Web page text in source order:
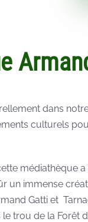
dans
culturels
médiathèque
un immense
Gatti et
trou de la Forêt